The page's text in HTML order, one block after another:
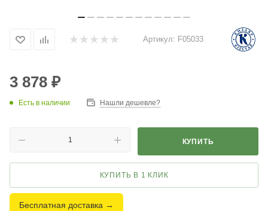
Артикул: F05033
3 878 ₽
Есть в наличии Нашли дешевле?
КУПИТЬ
КУПИТЬ В 1 КЛИК
Бесплатная доставка →